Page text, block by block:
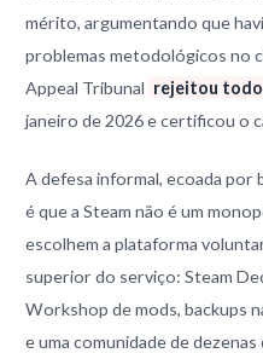
mérito, argumentando que
problemas metodológicos no
Appeal Tribunal rejeitou
janeiro de 2026 e certificou o
A defesa informal, ecoada por
é que a Steam não é um
escolhem a plataforma
superior do serviço: Steam
Workshop de mods, backups
e uma comunidade de